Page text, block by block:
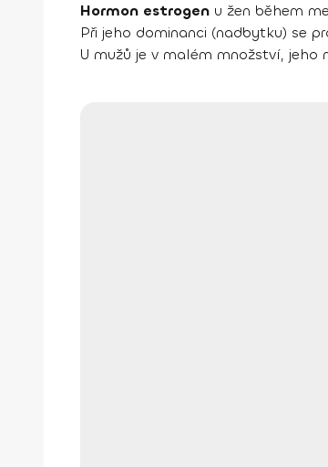
Hormon estrogen u žen během
Při jeho dominanci (nadbytku) se
U mužů je v malém množství,